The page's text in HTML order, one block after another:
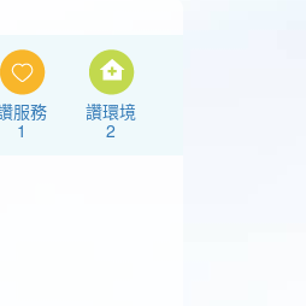
服務
1
讚環境
2